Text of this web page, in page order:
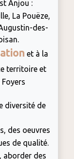
Anjou :
La Pouëze,
des-
et à la
territoire et
diversité de
des oeuvres
de qualité.
aborder des